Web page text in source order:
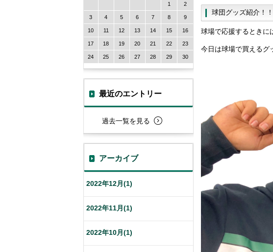
球団グッズ紹介！！
球場で応援するときに
今日は球場で買えるグ
1 2
3 4 5 6 7 8 9
10 11 12 13 14 15 16
17 18 19 20 21 22 23
24 25 26 27 28 29 30
最近のエントリー
過去一覧を見る
アーカイブ
2022年12月(1)
2022年11月(1)
2022年10月(1)